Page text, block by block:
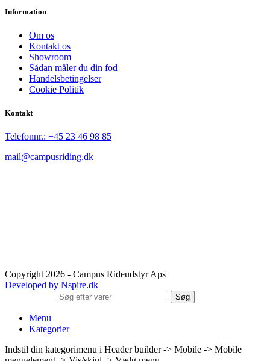
Information
Om os
Kontakt os
Showroom
Sådan måler du din fod
Handelsbetingelser
Cookie Politik
Kontakt
Telefonnr.: +45 23 46 98 85
mail@campusriding.dk
Copyright 2026 - Campus Rideudstyr Aps
Developed by Nspire.dk
Søg
Menu
Kategorier
Indstil din kategorimenu i Header builder -> Mobile -> Mobile